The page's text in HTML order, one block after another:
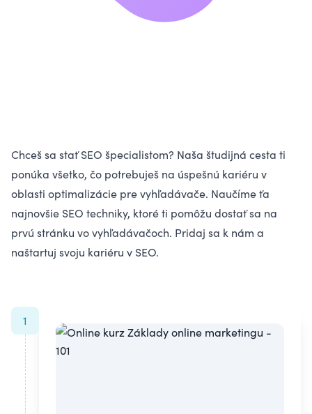
Chceš sa stať SEO špecialistom? Naša študijná cesta ti
ponúka všetko, čo potrebuješ na úspešnú kariéru v
oblasti optimalizácie pre vyhľadávače. Naučíme ťa
najnovšie SEO techniky, ktoré ti pomôžu dostať sa na
prvú stránku vo vyhľadávačoch. Pridaj sa k nám a
naštartuj svoju kariéru v SEO.
1